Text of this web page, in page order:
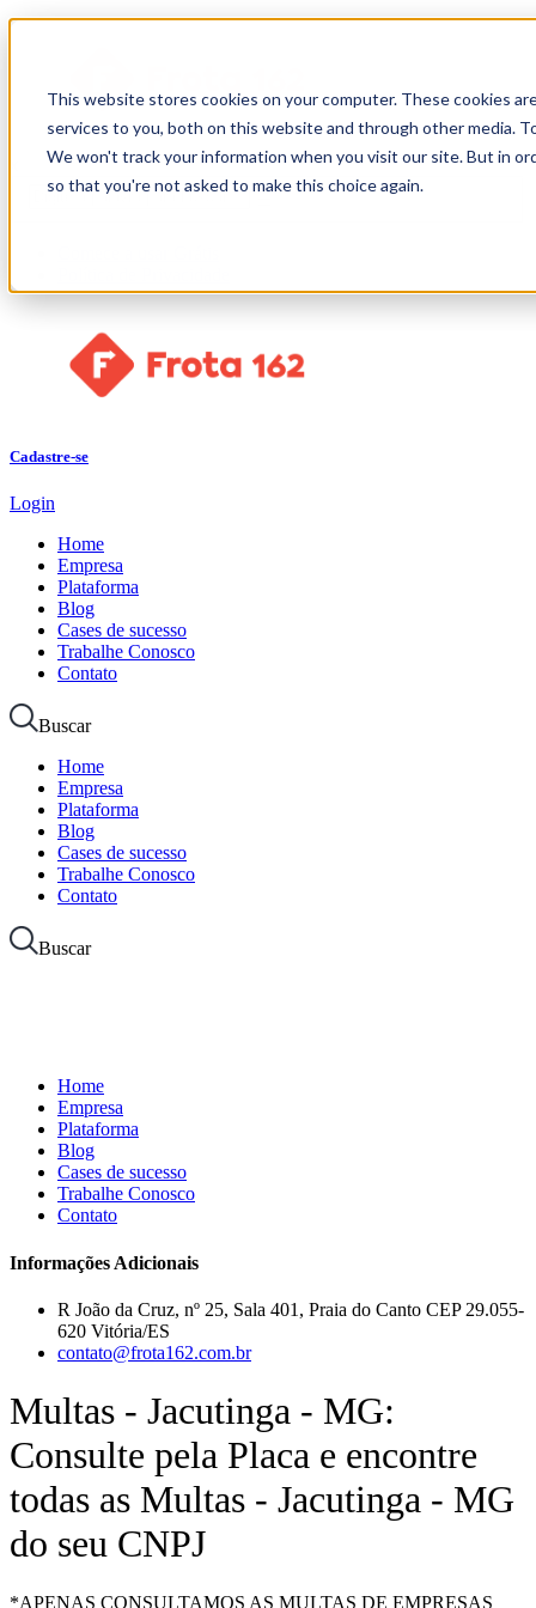
This website stores cookies on your computer. These cookies
services to you, both on this website and through other media.
We won't track your information when you visit our site. But in
so that you're not asked to make this choice again.
Cadastre-se
Login
Home
Empresa
Plataforma
Blog
Cases de sucesso
Trabalhe Conosco
Contato
Buscar
Home
Empresa
Plataforma
Blog
Cases de sucesso
Trabalhe Conosco
Contato
Buscar
Home
Empresa
Plataforma
Blog
Cases de sucesso
Trabalhe Conosco
Contato
Informações Adicionais
R João da Cruz, nº 25, Sala 401, Praia do Canto CEP 29.055-
620 Vitória/ES
contato@frota162.com.br
Multas - Jacutinga - MG:
Consulte pela Placa e encontre
todas as Multas - Jacutinga - MG
do seu CNPJ
*APENAS CONSULTAMOS AS MULTAS DE EMPRESAS